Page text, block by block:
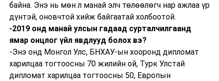
байна. Энэ нь мөн л манай элч төлөөлөгч нар ажлаа үр
дүнтэй, оновчтой хийж байгаатай холбоотой.
-2019 онд манай улсын гадаад сурталчилгаанд
ямар онцлог үйл явдлууд болох вэ?
-Энэ онд Монгол Улс, БНХАУ-ын хооронд дипломат
харилцаа тогтоосны 70 жилийн ой, Турк Улстай
дипломат харилцаа тогтоосны 50, Европын